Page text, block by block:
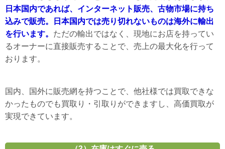
日本国内であれば、インターネット販売、古物市場に持ち
込みで販売。日本国内では売り切れないものは海外に輸出
を行います。 ただの輸出ではなく、現地にお店を持ってい
るオーナーに直接販売することで、売上の最大化を行って
おります。
国内、国外に販売網を持つことで、他社様では買取できな
かったものでも買取り・引取りができますし、高価買取が
実現できています。